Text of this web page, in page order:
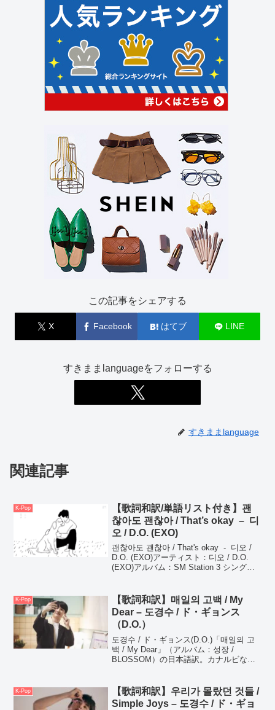
この記事をシェアする
X Facebook はてブ LINE
すきままlanguageをフォローする
すきままlanguage
関連記事
K-Pop
【歌詞和訳/単語リスト付き】괜
찮아도 괜찮아 / That’s okay – 디
오 / D.O. (EXO)
괜찮아도 괜찮아 / That's okay - 디오 /
D.O. (EXO)アーティスト：디오 / D.O.
(EXO)アルバム：SM Station 3 シングル
K-Pop
【歌詞和訳】매일의 고백 / My
Dear – 도경수 / ド・ギョンス
（D.O.）
도경수 / ド・ギョンス(D.O.)「매일의 고
백 / My Dear」（アルバム：성장 /
BLOSSOM）の日本語訳。カナルビな
K-Pop
【歌詞和訳】우리가 몰랐던 것들 /
Simple Joys – 도경수 / ド・ギョ